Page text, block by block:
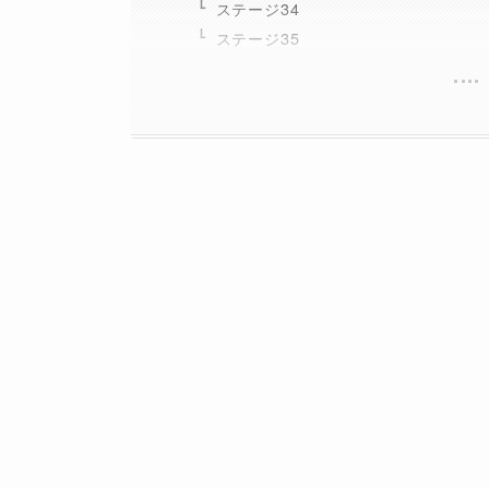
ステージ34
ステージ35